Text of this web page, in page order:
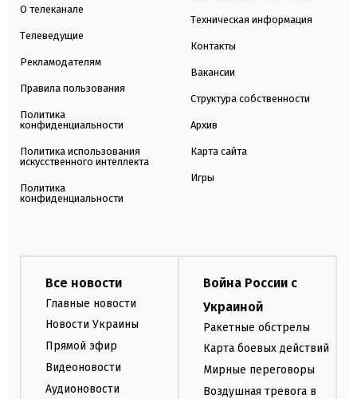
О телеканале
Телеведущие
Рекламодателям
Правила пользования
Политика
конфиденциальности
Политика использования
искусственного интеллекта
Политика
конфиденциальности
Техническая информация
Контакты
Вакансии
Структура собственности
Архив
Карта сайта
Игры
Все новости
Главные новости
Новости Украины
Прямой эфир
Видеоновости
Аудионовости
Война России с
Украиной
Ракетные обстрелы
Карта боевых действий
Мирные переговоры
Воздушная тревога в